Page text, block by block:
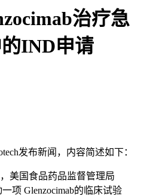
治疗急
IND申请
发布新闻，内容简述如下：
美国食品药品监督管理局
项 Glenzocimab的临床试验